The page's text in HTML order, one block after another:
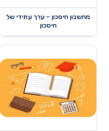
מחשבון חיסכון – ערך עתידי של
חיסכון